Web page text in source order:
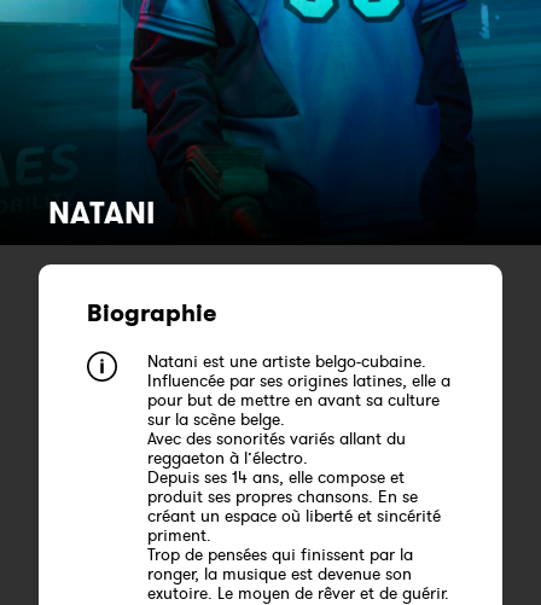
NATANI
Biographie
Natani est une artiste belgo-cubaine.
Influencée par ses origines latines, elle a
pour but de mettre en avant sa culture
sur la scène belge.
Avec des sonorités variés allant du
reggaeton à l’électro.
Depuis ses 14 ans, elle compose et
produit ses propres chansons. En se
créant un espace où liberté et sincérité
priment.
Trop de pensées qui finissent par la
ronger, la musique est devenue son
exutoire. Le moyen de rêver et de guérir.